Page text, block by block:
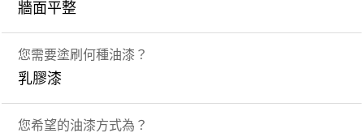
牆面平整
您需要塗刷何種油漆？
乳膠漆
您希望的油漆方式為？